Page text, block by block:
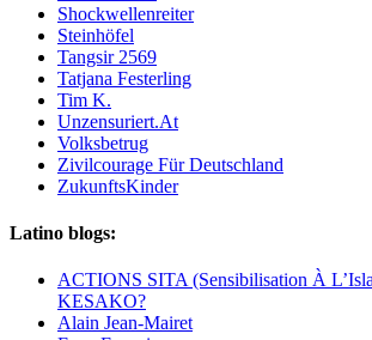
Shockwellenreiter
Steinhöfel
Tangsir 2569
Tatjana Festerling
Tim K.
Unzensuriert.At
Volksbetrug
Zivilcourage Für Deutschland
ZukunftsKinder
Latino blogs:
ACTIONS SITA (Sensibilisation À
KESAKO?
Alain Jean-Mairet